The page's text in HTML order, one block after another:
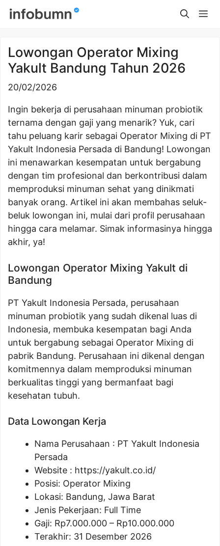
Skip
Lowongan Operator Mixing
Yakult Bandung Tahun 2026
20/02/2026
Ingin bekerja di perusahaan minuman probiotik
ternama dengan gaji yang menarik? Yuk, cari
tahu peluang karir sebagai Operator Mixing di PT
Yakult Indonesia Persada di Bandung! Lowongan
ini menawarkan kesempatan untuk bergabung
dengan tim profesional dan berkontribusi dalam
memproduksi minuman sehat yang dinikmati
banyak orang. Artikel ini akan membahas seluk-
beluk lowongan ini, mulai dari profil perusahaan
hingga cara melamar. Simak informasinya hingga
akhir, ya!
Lowongan Operator Mixing Yakult di
Bandung
PT Yakult Indonesia Persada, perusahaan
minuman probiotik yang sudah dikenal luas di
Indonesia, membuka kesempatan bagi Anda
untuk bergabung sebagai Operator Mixing di
pabrik Bandung. Perusahaan ini dikenal dengan
komitmennya dalam memproduksi minuman
berkualitas tinggi yang bermanfaat bagi
kesehatan tubuh.
Data Lowongan Kerja
Nama Perusahaan : PT Yakult Indonesia
Persada
Website : https://yakult.co.id/
Posisi: Operator Mixing
Lokasi: Bandung, Jawa Barat
Jenis Pekerjaan: Full Time
Gaji: Rp7.000.000 – Rp10.000.000
Terakhir: 31 Desember 2026